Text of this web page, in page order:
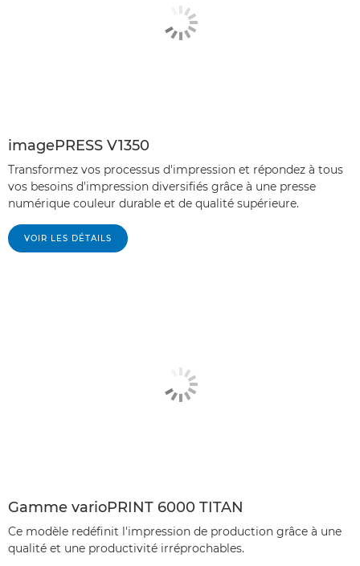
imagePRESS V1350
Transformez vos processus d'impression et répondez à tous
vos besoins d'impression diversifiés grâce à une presse
numérique couleur durable et de qualité supérieure.
VOIR LES DÉTAILS
Gamme varioPRINT 6000 TITAN
Ce modèle redéfinit l'impression de production grâce à une
qualité et une productivité irréprochables.